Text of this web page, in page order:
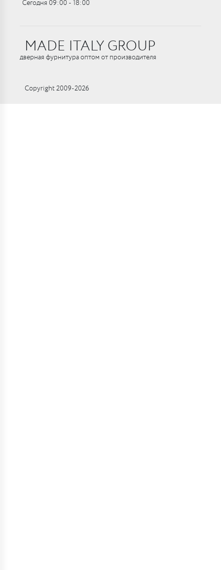
Сегодня 09:00 ‑ 18:00
MADE ITALY GROUP
дверная фурнитура оптом от производителя
Copyright 2009-2026